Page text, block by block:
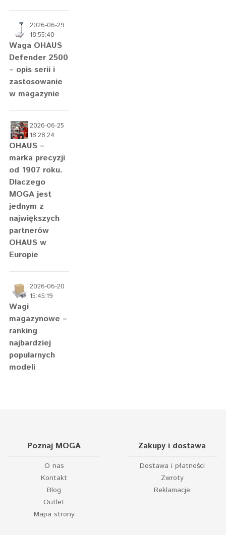
2026-06-29
18:55:40
Waga OHAUS
Defender 2500
– opis serii i
zastosowanie
w magazynie
2026-06-25
18:28:24
OHAUS –
marka precyzji
od 1907 roku.
Dlaczego
MOGA jest
jednym z
największych
partnerów
OHAUS w
Europie
2026-06-20
15:45:19
Wagi
magazynowe –
ranking
najbardziej
popularnych
modeli
Poznaj MOGA
O nas
Kontakt
Blog
Outlet
Mapa strony
Zakupy i dostawa
Dostawa i płatności
Zwroty
Reklamacje